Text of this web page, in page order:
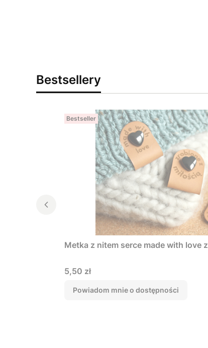
Bestsellery
Bestseller
Metka z nitem serce made with love
Cena
5,50 zł
Powiadom mnie o dostępności